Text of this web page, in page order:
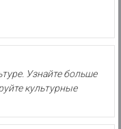
Узнайте больше
культурные